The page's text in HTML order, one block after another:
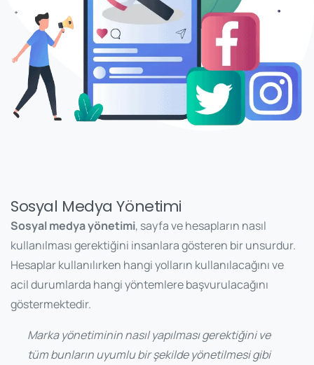
Sosyal Medya Yönetimi
Sosyal medya yönetimi, sayfa ve hesapların nasıl
kullanılması gerektiğini insanlara gösteren bir unsurdur.
Hesaplar kullanılırken hangi yolların kullanılacağını ve
acil durumlarda hangi yöntemlere başvurulacağını
göstermektedir.
Marka yönetiminin nasıl yapılması gerektiğini ve
tüm bunların uyumlu bir şekilde yönetilmesi gibi